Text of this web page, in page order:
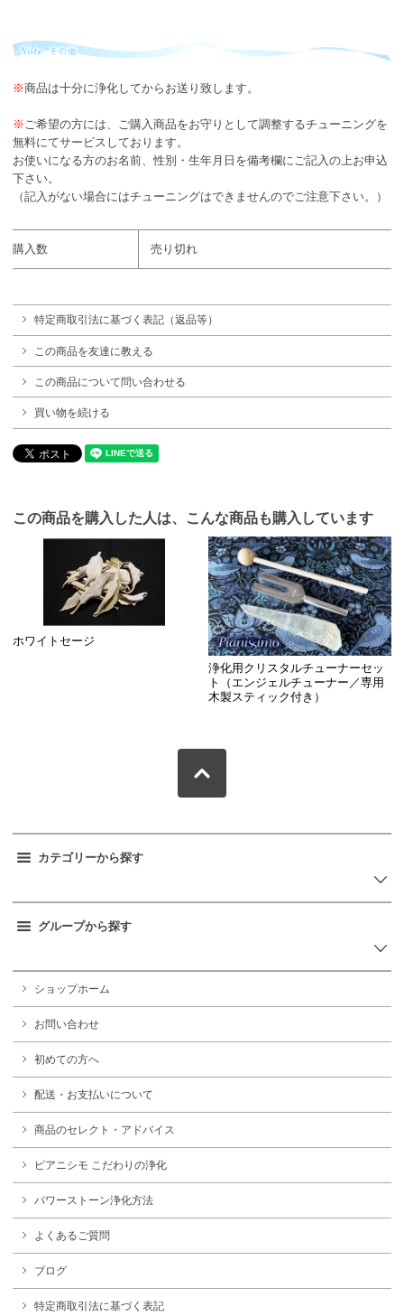
※商品は十分に浄化してからお送り致します。
※ ご希望の方には、ご購入商品をお守りとして調整するチューニングを
無料にてサービスしております。
お使いになる方のお名前、性別・生年月日を備考欄にご記入の上お申込
下さい。
（記入がない場合にはチューニングはできませんのでご注意下さい。）
購入数 売り切れ
特定商取引法に基づく表記（返品等）
この商品を友達に教える
この商品について問い合わせる
買い物を続ける
この商品を購入した人は、こんな商品も購入しています
ホワイトセージ
浄化用クリスタルチューナーセッ
ト（エンジェルチューナー／専用
木製スティック付き）
カテゴリーから探す
グループから探す
ショップホーム
お問い合わせ
初めての方へ
配送・お支払いについて
商品のセレクト・アドバイス
ピアニシモ こだわりの浄化
パワーストーン浄化方法
よくあるご質問
ブログ
特定商取引法に基づく表記